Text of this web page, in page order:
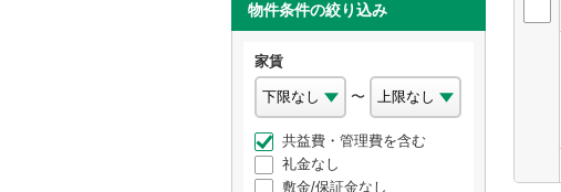
物件条件の絞り込み
家賃
〜
共益費・管理費を含む
礼金なし
敷金/保証金なし